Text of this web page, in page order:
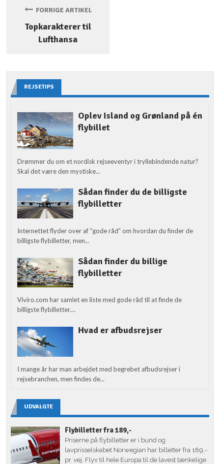
FORRIGE ARTIKEL
Topkarakterer til
Lufthansa
REJSETIPS
Oplev Island og Grønland på én
flybillet
Drømmer du om et nordisk rejseeventyr i tryllebindende natur?
Skal det være den mystiske...
Sådan finder du de billigste
flybilletter
Internettet flyder over af “gode råd” om hvordan du finder de
billigste flybilletter, men...
Sådan finder du billige
flybilletter
Viviro.com har samlet en liste med gode råd til at finde de
billigste flybilletter....
Hvad er afbudsrejser
I mange år har man arbejdet med begrebet afbudsrejser i
rejsebranchen, men findes de...
UDVALGTE
Flybilletter fra 189,-
Priserne på flybilletter er i bund og
lavprisselskabet Norwegian har billetter fra 189,-
pr. vej. Flyv til hele Europa til de lavest tænkelige